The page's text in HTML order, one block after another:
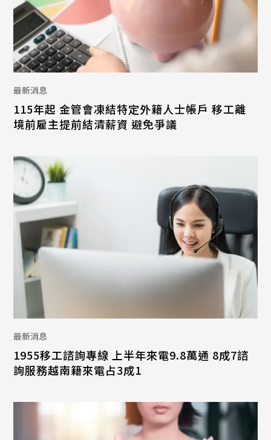
最新消息
115年起 金管會凍結特定外籍人士帳戶 移工離
境前雇主提前結清薪資 避免爭議
最新消息
1955移工諮詢專線 上半年來電9.8萬通 8成7諮
詢服務越南籍來電占3成1